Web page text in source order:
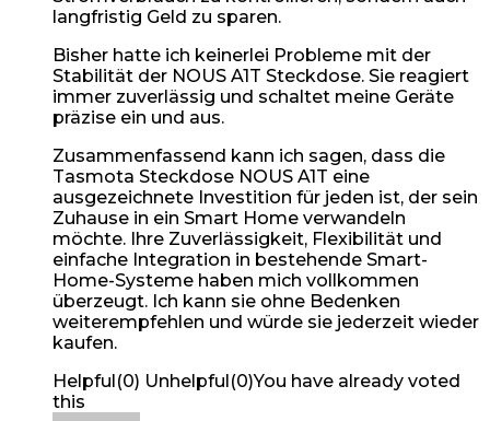
langfristig Geld zu sparen.
Bisher hatte ich keinerlei Probleme mit der
Stabilität der NOUS A1T Steckdose. Sie reagiert
immer zuverlässig und schaltet meine Geräte
präzise ein und aus.
Zusammenfassend kann ich sagen, dass die
Tasmota Steckdose NOUS A1T eine
ausgezeichnete Investition für jeden ist, der sein
Zuhause in ein Smart Home verwandeln
möchte. Ihre Zuverlässigkeit, Flexibilität und
einfache Integration in bestehende Smart-
Home-Systeme haben mich vollkommen
überzeugt. Ich kann sie ohne Bedenken
weiterempfehlen und würde sie jederzeit wieder
kaufen.
Helpful(0) Unhelpful(0)You have already voted
this